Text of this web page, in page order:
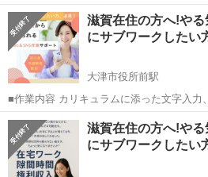
でいただきます。 【活動時間】 ご自身の出来る時間帯で大丈夫です。
1日1時間〜OK ※長期的にお付き合
滋賀 草津市 キャンペーン
滋賀在住の方へ!や
にサブワークしたい
大津市役所前駅
■作業内容 カリキュラムに添った文字入力
わせのメッセージやり取り、SNSの運営など。 ・初心者の方
してお 仕 事していただけます ・作業量
めます☆ ■活動...
滋賀 大津市 大津市役所前駅
滋賀在住の方へ!や
にサブワークしたい